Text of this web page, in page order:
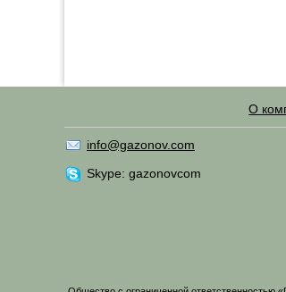
О
info@gazonov.com
Skype: gazonovcom